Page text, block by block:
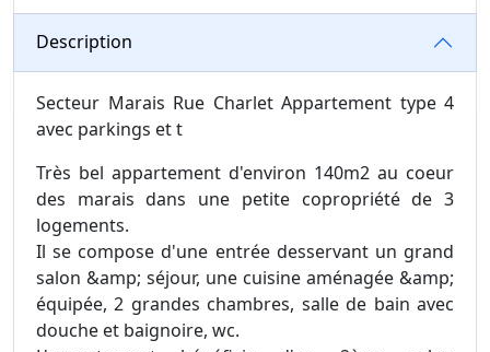
Description
Secteur Marais Rue Charlet Appartement type 4
avec parkings et t
Très bel appartement d'environ 140m2 au coeur
des marais dans une petite copropriété de 3
logements.
Il se compose d'une entrée desservant un grand
salon &amp; séjour, une cuisine aménagée &amp;
équipée, 2 grandes chambres, salle de bain avec
douche et baignoire, wc.